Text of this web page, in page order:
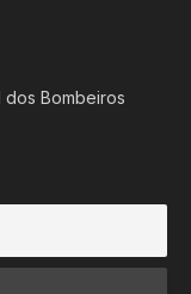
dos Bombeiros